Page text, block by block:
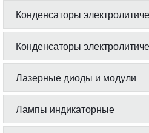
Конденсаторы
Конденсаторы
Лазерные диоды и модули
Лампы индикаторные